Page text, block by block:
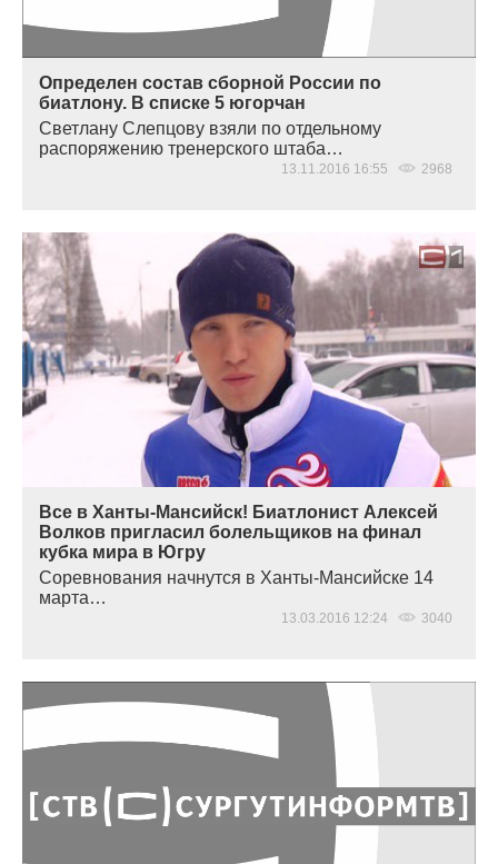
Определен состав сборной России по
биатлону. В списке 5 югорчан
Светлану Слепцову взяли по отдельному
распоряжению тренерского штаба…
13.11.2016 16:55 2968
Все в Ханты-Мансийск! Биатлонист Алексей
Волков пригласил болельщиков на финал
кубка мира в Югру
Соревнования начнутся в Ханты-Мансийске 14
марта…
13.03.2016 12:24 3040